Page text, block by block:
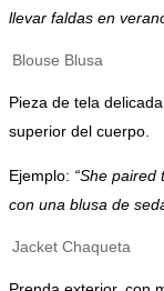
llevar faldas en
Blouse Blusa
Pieza de tela
superior del cuerpo.
Ejemplo: “She paired
con una blusa de
Jacket Chaqueta